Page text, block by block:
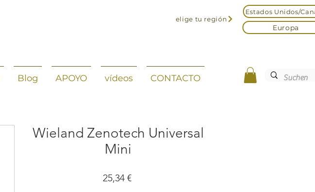
elige tu región
Estados Unidos/
Europa
Blog APOYO vídeos CONTACTO
Wieland Zenotech Universal
Mini
25,34 €Precio